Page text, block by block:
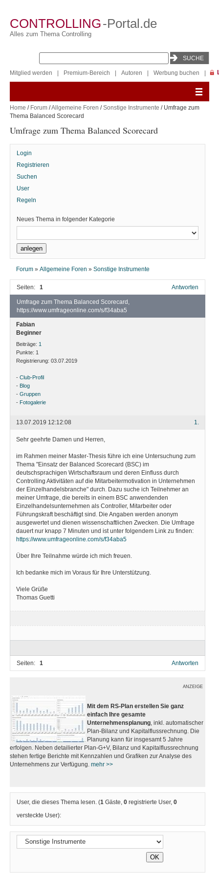
CONTROLLING-Portal.de
Alles zum Thema Controlling
Mitglied werden Premium-Bereich Autoren Werbung buchen
Home / Forum /Allgemeine Foren /Sonstige Instrumente / Umfrage zum
Thema Balanced Scorecard
Umfrage zum Thema Balanced Scorecard
Login
Registrieren
Suchen
User
Regeln
Neues Thema in folgender Kategorie
Forum »Allgemeine Foren »Sonstige Instrumente
Seiten: 1 Antworten
Umfrage zum Thema Balanced Scorecard,
https://www.umfrageonline.com/s/f34aba5
Fabian
Beginner
Beiträge: 1
Punkte: 1
Registrierung: 03.07.2019
- Club-Profil
- Blog
- Gruppen
- Fotogalerie
1.
13.07.2019 12:12:08
Sehr geehrte Damen und Herren,
im Rahmen meiner Master-Thesis führe ich eine Untersuchung zum
Thema "Einsatz der Balanced Scorecard (BSC) im
deutschsprachigen Wirtschaftsraum und deren Einfluss durch
Controlling Aktivitäten auf die Mitarbeitermotivation in Unternehmen
der Einzelhandelsbranche" durch. Dazu suche ich Teilnehmer an
meiner Umfrage, die bereits in einem BSC anwendenden
Einzelhandelsunternehmen als Controller, Mitarbeiter oder
Führungskraft beschäftigt sind. Die Angaben werden anonym
ausgewertet und dienen wissenschaftlichen Zwecken. Die Umfrage
dauert nur knapp 7 Minuten und ist unter folgendem Link zu finden:
https://www.umfrageonline.com/s/f34aba5
Über Ihre Teilnahme würde ich mich freuen.
Ich bedanke mich im Voraus für Ihre Unterstützung.
Viele Grüße
Thomas Guetti
Seiten: 1 Antworten
ANZEIGE
Mit dem RS-Plan erstellen Sie ganz
einfach Ihre gesamte
Unternehmensplanung , inkl. automatischer
Plan-Bilanz und Kapitalflussrechnung. Die
Planung kann für insgesamt 5 Jahre
erfolgen. Neben detailierter Plan-G+V, Bilanz und Kapitalflussrechnung
stehen fertige Berichte mit Kennzahlen und Grafiken zur Analyse des
Unternehmens zur Verfügung. mehr >>
User, die dieses Thema lesen. (1 Gäste,0 registrierte User,0
versteckte User):